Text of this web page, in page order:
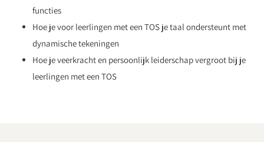
functies
Hoe je voor leerlingen met een TOS je taal ondersteunt met
dynamische tekeningen
Hoe je veerkracht en persoonlijk leiderschap vergroot bij je
leerlingen met een TOS